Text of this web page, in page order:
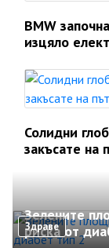
BMW
изцяло
Солидни
закъсате на
Здраве
Зелените
риска от